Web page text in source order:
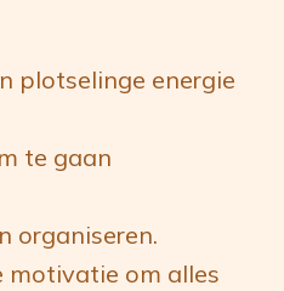
plotselinge energie
te gaan
organiseren.
motivatie om alles